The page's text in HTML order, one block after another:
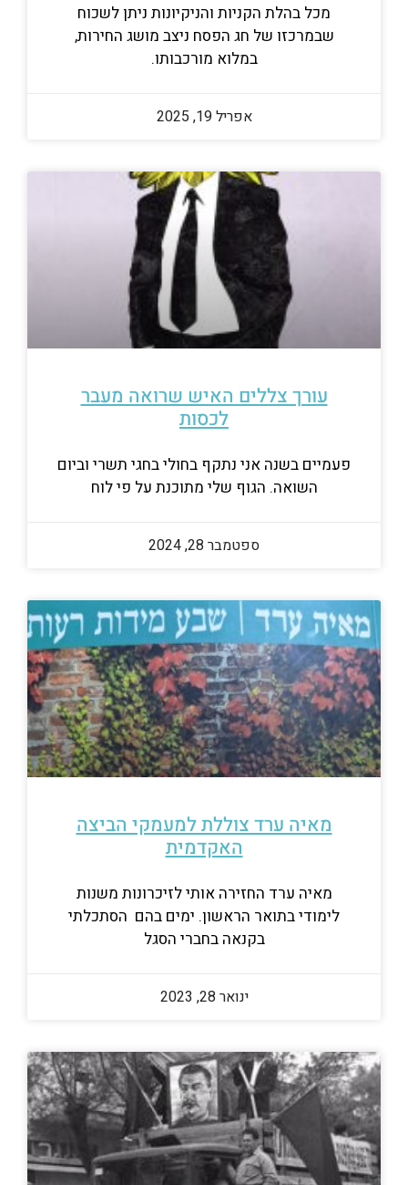
מכל בהלת הקניות והניקיונות ניתן לשכוח
שבמרכזו של חג הפסח ניצב מושג החירות,
במלוא מורכבותו.
אפריל 19, 2025
עורך צללים האיש שרואה מעבר
לכסות
פעמיים בשנה אני נתקף בחולי בחגי תשרי וביום
השואה. הגוף שלי מתוכנת על פי לוח
ספטמבר 28, 2024
מאיה ערד צוללת למעמקי הביצה
האקדמית
מאיה ערד החזירה אותי לזיכרונות משנות
לימודי בתואר הראשון. ימים בהם הסתכלתי
בקנאה בחברי הסגל
ינואר 28, 2023